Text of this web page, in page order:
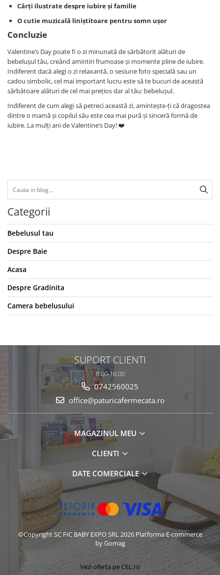
Cărți ilustrate despre iubire și familie
O cutie muzicală liniștitoare pentru somn ușor
Concluzie
Valentine’s Day poate fi o zi minunată de sărbătorit alături de
bebelușul tău, creând amintiri frumoase și momente pline de iubire.
Indiferent dacă alegi o zi relaxantă, o sesiune foto specială sau un
cadou simbolic, cel mai important lucru este să te bucuri de această
sărbătoare alături de cel mai prețios dar al tău: bebelușul.
Indiferent de cum alegi să petreci această zi, amintește-ți că dragostea
dintre o mamă și copilul său este cea mai pură și sinceră formă de
iubire. La mulți ani de Valentine’s Day! ❤️
Categorii
Bebelusul tau
Despre Baie
Acasa
Despre Gradinita
Camera bebelusului
SUPORT CLIENTI
8:00-16:00
0742560025
office@paturicafermecata.ro
MAGAZINUL MEU
CLIENTI
DATE COMERCIALE
©Copyright SC FIC BABY EXPO SRL 2026 Platforma E-commerce
by Gomag
Vezi oferta pe CEL.ro